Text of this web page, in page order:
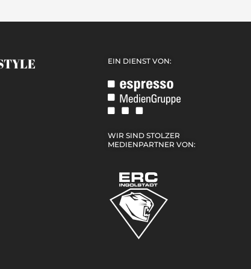
EIN DIENST VON:
WIR SIND STOLZER
MEDIENPARTNER VON: